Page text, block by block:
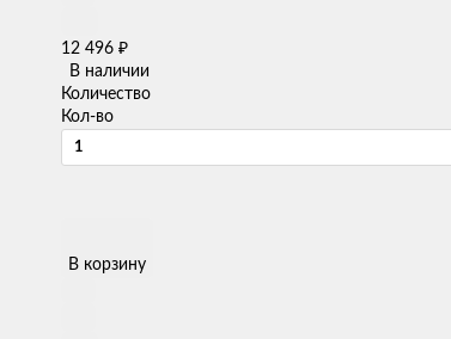
12 496 ₽
В наличии
Количество
Кол-во
В корзину